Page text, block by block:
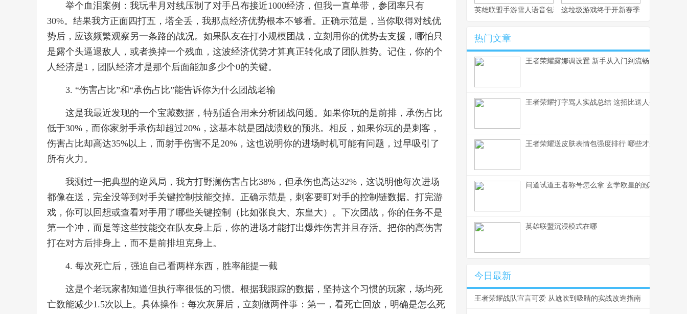
举个血泪案例：我玩芈月对线压制了对手吕布接近1000经济，但我一直单带，参团率只有
30%。结果我方正面四打五，塔全丢，我那点经济优势根本不够看。正确示范是，当你取得对线优
势后，应该频繁观察另一条路的战况。如果队友在打小规模团战，立刻用你的优势去支援，哪怕只
是露个头逼退敌人，或者换掉一个残血，这波经济优势才算真正转化成了团队胜势。记住，你的个
人经济是1，团队经济才是那个后面能加多少个0的关键。
3. “伤害占比”和“承伤占比”能告诉你为什么团战老输
这是我最近发现的一个宝藏数据，特别适合用来分析团战问题。如果你玩的是前排，承伤占比
低于30%，而你家射手承伤却超过20%，这基本就是团战溃败的预兆。相反，如果你玩的是刺客，
伤害占比却高达35%以上，而射手伤害不足20%，这也说明你的进场时机可能有问题，过早吸引了
所有火力。
我测过一把典型的逆风局，我方打野澜伤害占比38%，但承伤也高达32%，这说明他每次进场
都像在送，完全没等到对手关键控制技能交掉。正确示范是，刺客要盯对手的控制链数据。打完游
戏，你可以回想或查看对手用了哪些关键控制（比如张良大、东皇大）。下次团战，你的任务不是
第一个冲，而是等这些技能交在队友身上后，你的进场才能打出爆炸伤害并且存活。把你的高伤害
打在对方后排身上，而不是前排坦克身上。
4. 每次死亡后，强迫自己看两样东西，胜率能提一截
这是个老玩家都知道但执行率很低的习惯。根据我跟踪的数据，坚持这个习惯的玩家，场均死
亡数能减少1.5次以上。具体操作：每次灰屏后，立刻做两件事：第一，看死亡回放，明确是怎么死
英雄联盟手游雪人语音包玩法全解析这垃圾游戏终于开新赛季了，不写篇攻
热门文章
王者荣耀露娜调设置 新手从入门到流畅
王者荣耀打字骂人实战总结 这招比送人头还毒
王者荣耀送皮肤表情包强度排行 哪些才是真正的社
问道试道王者称号怎么拿 玄学欧皇的冠军玄学
英雄联盟沉浸模式在哪
今日最新
王者荣耀战队宣言可爱 从尬吹到吸睛的实战改造指南